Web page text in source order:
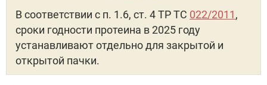
В соответствии с п. 1.6, ст. 4 ТР ТС 022/2011,
сроки годности протеина в 2025 году
устанавливают отдельно для закрытой и
открытой пачки.